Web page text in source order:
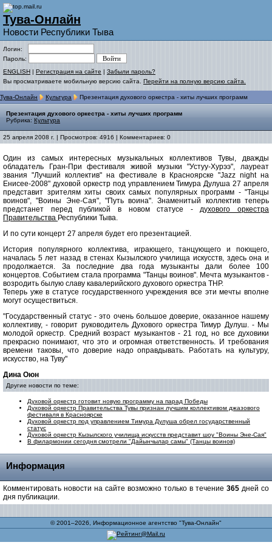
Тува-Онлайн
Новости Республики Тыва
Логин:
Пароль:
ENGLISH | Регистрация на сайте | Забыли пароль?
Вы просматриваете мобильную версию сайта. Перейти на полную версию сайта.
Тува-Онлайн Культура Презентация духового оркестра - хиты лучших программ
Презентация духового оркестра - хиты лучших программ
Рубрика: Культура
25 апреля 2008 г. | Просмотров: 4916 | Комментариев: 0
Один из самых интересных музыкальных коллективов Тувы, дважды
обладатель Гран-При фестиваля живой музыки "Устуу-Хурээ", лауреат
звания "Лучший коллектив" на фестивале в Красноярске "Jazz night на
Енисее-2008" духовой оркестр под управлением Тимура Дулуша 27 апреля
представит зрителям хиты своих самых популярных программ - "Танцы
воинов", "Воины Эне-Сая", "Путь воина". Знаменитый коллектив теперь
предстанет перед публикой в новом статусе -духового оркестра
Правительства Республики Тыва.
И по сути концерт 27 апреля будет его презентацией.
История популярного коллектива, играющего, танцующего и поющего,
началась 5 лет назад в стенах Кызылского училища искусств, здесь она и
продолжается. За последние два года музыканты дали более 100
концертов. Событием стала программа "Танцы воинов". Мечта музыкантов -
возродить былую славу кавалерийского духового оркестра ТНР.
Теперь уже в статусе государственного учреждения все эти мечты вполне
могут осуществиться.
"Государственный статус - это очень большое доверие, оказанное нашему
коллективу, - говорит руководитель Духового оркестра Тимур Дулуш. - Мы
молодой оркестр. Средний возраст музыкантов - 21 год, но все духовики
прекрасно понимают, что это и огромная ответственность. И требования
времени таковы, что доверие надо оправдывать. Работать на культуру,
искусство, на Туву"
Дина Оюн
Другие новости по теме:
Духовой оркестр готовит новую программу на парад Победы
Духовой оркестр Правительства Тувы признан лучшим коллективом джазового
фестиваля в Красноярске
Духовой оркестр под управлением Тимура Дулуша обрел государственный
статус
Духовой оркестр Кызылского училища искусств представит шоу "Воины Эне-Сая"
В филармонии сегодня смотрели "Дайынчылар самы" (Танцы воинов)
Информация
Комментировать новости на сайте возможно только в течение 365 дней со
дня публикации.
© 2001–2026, Информационное агентство "Тува-Онлайн"